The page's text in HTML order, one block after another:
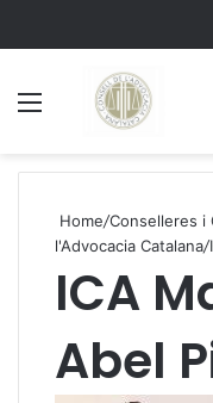
Home/Conselleres i
l'Advocacia Catalana/
ICA
Abel